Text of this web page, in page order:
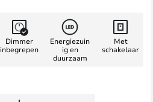
Dimmer
inbegrepen
Energiezuin
ig en
duurzaam
Met
schakelaar